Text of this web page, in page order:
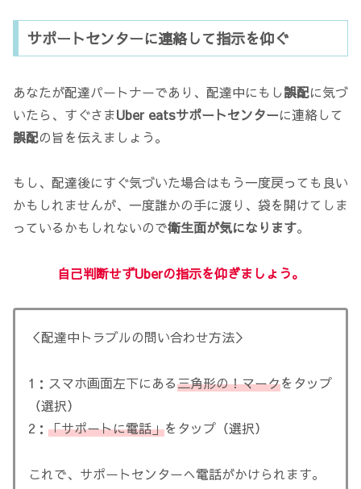
サポートセンターに連絡して指示を仰ぐ
あなたが配達パートナーであり、配達中にもし誤配に気づ
いたら、すぐさまUber eatsサポートセンターに連絡して
誤配の旨を伝えましょう。
もし、配達後にすぐ気づいた場合はもう一度戻っても良い
かもしれませんが、一度誰かの手に渡り、袋を開けてしま
っているかもしれないので衛生面が気になります。
自己判断せずUberの指示を仰ぎましょう。
＜配達中トラブルの問い合わせ方法＞
1：スマホ画面左下にある三角形の！マークをタップ
（選択）
2： 「サポートに電話」をタップ（選択）
これで、サポートセンターへ電話がかけられます。